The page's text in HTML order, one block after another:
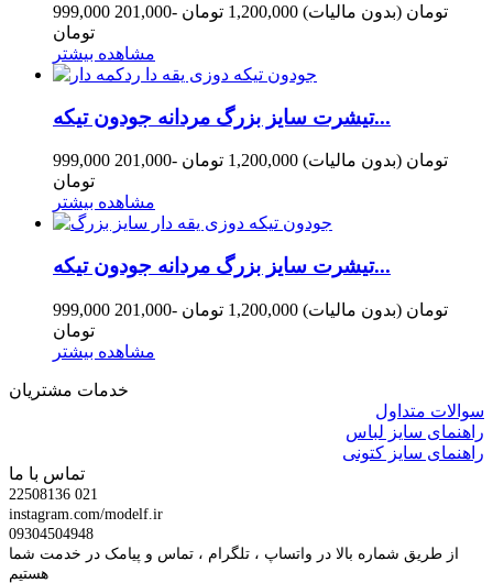
999,000 تومان (بدون مالیات) 1,200,000 تومان
-201,000
تومان
مشاهده بیشتر
تیشرت سایز بزرگ مردانه جودون تیکه...
999,000 تومان (بدون مالیات) 1,200,000 تومان
-201,000
تومان
مشاهده بیشتر
تیشرت سایز بزرگ مردانه جودون تیکه...
999,000 تومان (بدون مالیات) 1,200,000 تومان
-201,000
تومان
مشاهده بیشتر
خدمات مشتریان
سوالات متداول
راهنمای سایز لباس
راهنمای سایز کتونی
تماس با ما
22508136 021
instagram.com/modelf.ir
09304504948
از طریق شماره بالا در واتساپ ، تلگرام ، تماس و پیامک در خدمت شما
هستیم